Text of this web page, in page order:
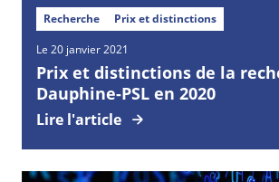
Recherche Prix et distinctions
Le 20 janvier 2021
Prix et distinctions de la
Dauphine-PSL en 2020
Lire l'article